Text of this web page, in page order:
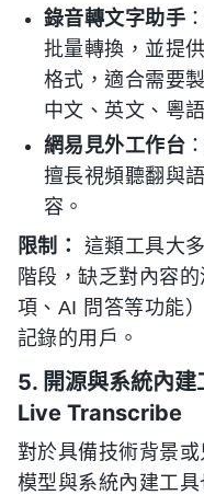
錄音轉文字助手
批量轉換，並提
格式，適合需要
中文、英文、粵
網易見外工作台
擅長視頻聽翻與
容。
限制：
這類工具大
階段，缺乏對內容
項、AI 問答等功能
記錄的用戶。
5. 開源與系統內
Live Transcribe
對於具備技術背景
模型與系統內建工具